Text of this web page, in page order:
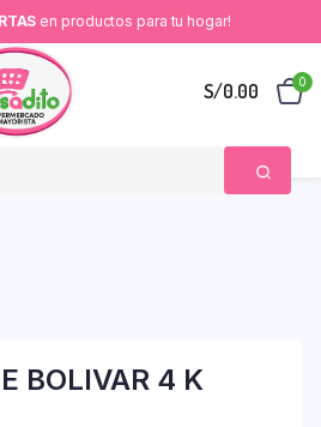
en productos para tu hogar!
S/0.00 0
BOLIVAR 4 K